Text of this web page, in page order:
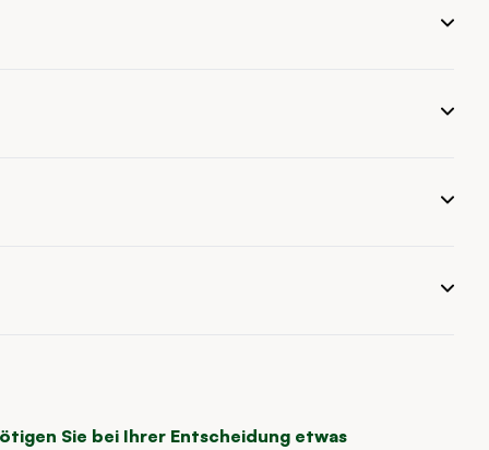
Sie bei Ihrer Entscheidung etwas